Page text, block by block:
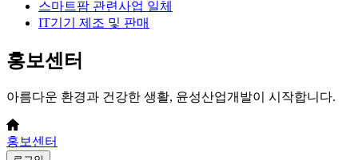
스마트팜 관련사업 일체
IT기기 제조 및 판매
홍보센터
아름다운 환경과 건강한 생활, 윤성산업개발이 시작합니다.
홍보센터